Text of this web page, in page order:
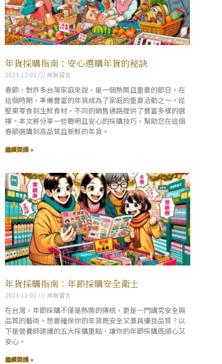
年貨採購指南：安心選購年貨的秘訣
2023-12-01 尚無留言
春節，對許多台灣家庭來說，是一個熱鬧且重要的節日。在
這個時期，準備豐富的年貨成為了家庭的重要活動之一。從
堅果零食到生鮮食材，不同的銷售通路提供了豐富多樣的選
擇。本文將分享一些聰明且安心的採購技巧，幫助您在這個
春節選購到高品質且新鮮的年貨。
繼續閱讀 »
年貨採購指南：年節採購安全衛士
2023-12-01 尚無留言
在台灣，年節採購不僅是熱鬧的傳統，更是一門講究安全與
品質的藝術。想要確保你的年貨既安全又兼具優良品質？以
下是營養師建議的五大採購重點，讓你的年節採購既順心又
安心。
繼續閱讀 »